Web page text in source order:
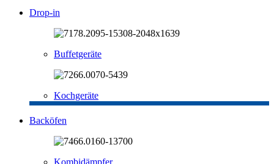
Drop-in
Buffetgeräte
Kochgeräte
Backöfen
Kombidämpfer